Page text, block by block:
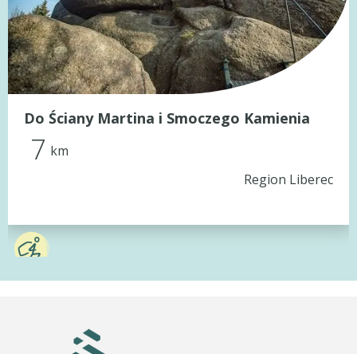
Do Ściany Martina i Smoczego Kamienia
7 km
Region Liberec